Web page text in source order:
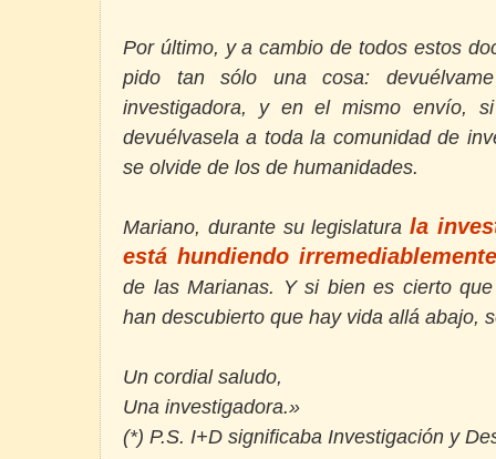
Por último, y a cambio de todos estos
pido tan sólo una cosa:
investigadora, y en el mismo envío,
devuélvasela a toda la comunidad de
se olvide de los de humanidades.
Mariano, durante su legislaturala
está hundiendo irremediablemente
de las Marianas. Y si bien es cierto
han descubierto que hay vida allá abajo,
Un cordial saludo,
Una investigadora.»
(*) P.S. I+D significaba Investigación y